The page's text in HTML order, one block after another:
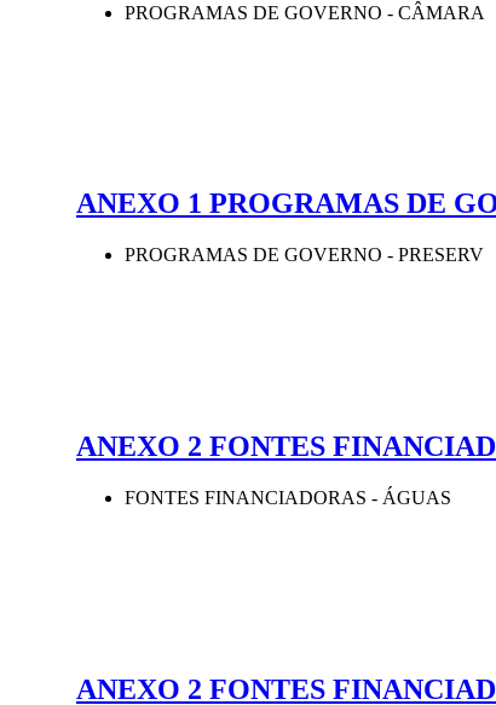
PROGRAMAS DE GOVERNO - CÂMARA
ANEXO 1 PROGRAMAS DE
PROGRAMAS DE GOVERNO - PRESERV
ANEXO 2 FONTES
FONTES FINANCIADORAS - ÁGUAS
ANEXO 2 FONTES